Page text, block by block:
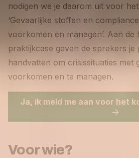
nodigen we je daarom uit voor
‘Gevaarlijke stoffen en
voorkomen en managen’. Aan de
praktijkcase geven de sprekers je
handvatten om crisissituaties met
voorkomen en te managen.
Ja, ik meld me aan voor het
Voor wie?